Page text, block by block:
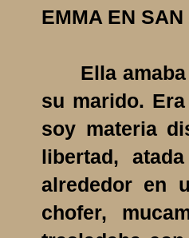
EMMA EN SAN
Ella amaba
su marido.
soy materia
libertad,
alrededor en
chofer,